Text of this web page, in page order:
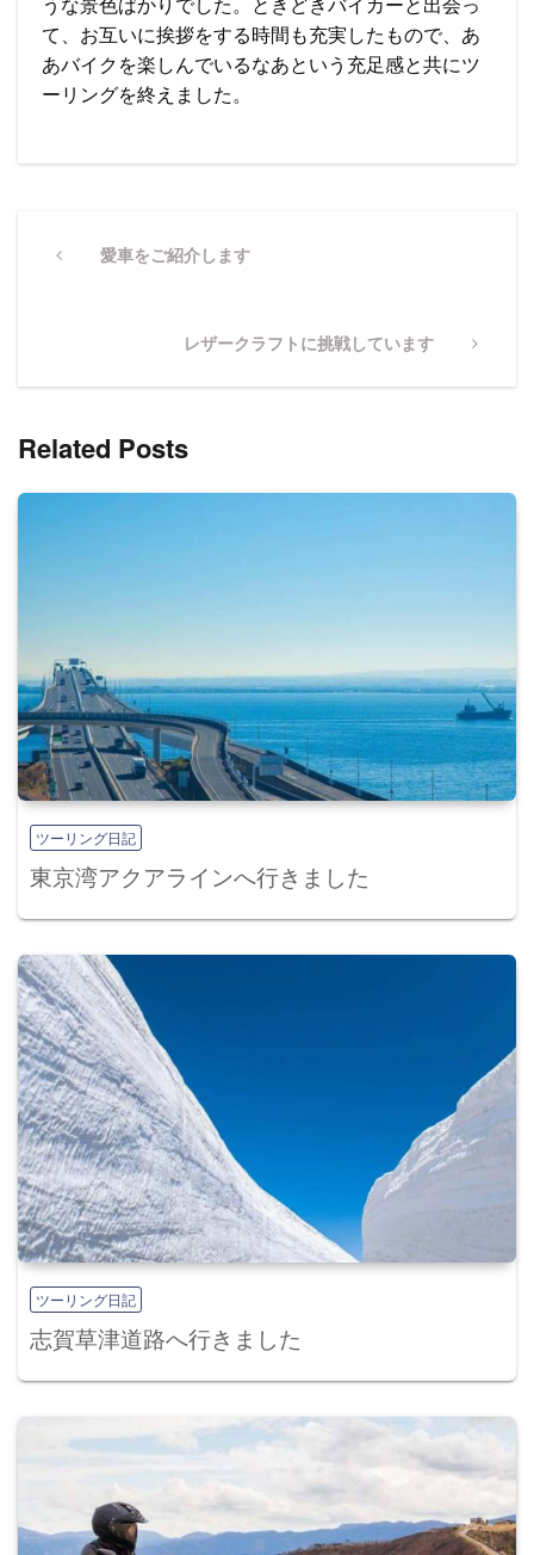
て、お互いに挨拶をする時間も充実したもので、あ
あバイクを楽しんでいるなあという充足感と共にツ
ーリングを終えました。
ー
ョ
ン
Previous愛車をご紹介します
Next
レザークラフトに挑戦しています
Related Posts
ツーリング日記
東京湾アクアラインへ行きました
ツーリング日記
志賀草津道路へ行きました